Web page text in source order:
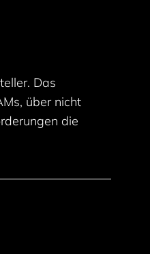
Das
über nicht
die